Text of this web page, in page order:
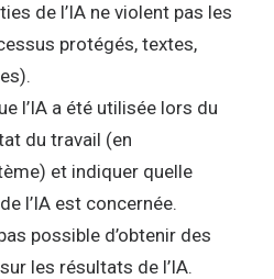
de l’IA ne violent pas les
protégés, textes,
l’IA a été utilisée lors du
du travail (en
et indiquer quelle
l’IA est concernée.
possible d’obtenir des
les résultats de l’IA.